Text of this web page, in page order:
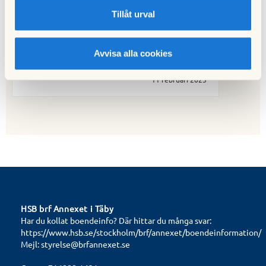
Tillåt urval
Avvisa alla cookiesNästa nyhet
Driftstörning – Värmesystemet påverkat
11 februari 2025
HSB brf Annexet i Täby
Har du kollat boendeinfo? Där hittar du många svar:
https://www.hsb.se/stockholm/brf/annexet/boendeinformation/
Mejl:styrelse@brfannexet.se